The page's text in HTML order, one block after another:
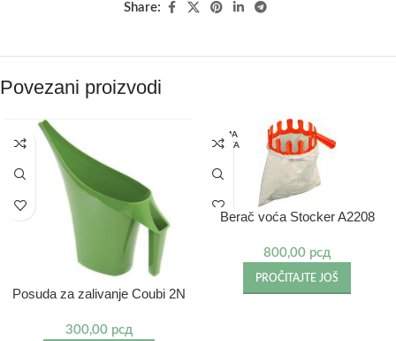
Share:
Povezani proizvodi
Posuda za zalivanje Coubi 2N
300,00 рсд
NEMA
NA STA
Berač voća Stocker A2208
800,00 рсд
PROČITAJTE JOŠ